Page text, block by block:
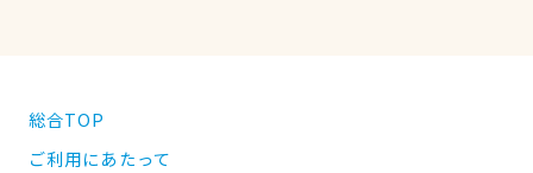
総合TOP
ご利用にあたって